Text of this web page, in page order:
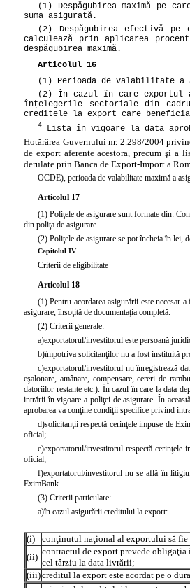
(1) Despăgubirea maximă pe
suma asigurată.
(2) Despăgubirea efectivă
calculează prin aplicarea
despăgubirea maximă.
Articolul 16
(1) Perioada de valabilitate a
(2) În cazul în care exportul
înţelegerile sectoriale din
creditele la export care
4 Lista în vigoare la data
Hotărârea Guvernului nr. 2.298/2004
de export aferente acestora, precum şi a
derulate prin Banca de Export-Import a
OCDE), perioada de valabilitate maximă a
Articolul 17
(1) Poliţele de asigurare sunt formate din:
din poliţa de asigurare.
(2) Poliţele de asigurare se pot încheia în lei,
Capitolul IV
Criterii de eligibilitate
Articolul 18
(1) Pentru acordarea asigurării este necesar
asigurare, însoţită de documentaţia completă.
(2) Criterii generale:
a)exportatorul/investitorul este persoană
b)împotriva solicitanţilor nu a fost instituită
c)exportatorul/investitorul nu înregistrează
eşalonare, amânare, compensare, cereri de
datoriilor restante etc.). În cazul în care la data
intrării în vigoare a poliţei de asigurare. În
aprobarea va conţine condiţii specifice privind
d)solicitanţii respectă cerinţele impuse de
oficial;
e)exportatorul/investitorul respectă cerinţele
oficial;
f)exportatorul/investitorul nu se află în
EximBank.
(3) Criterii particulare:
a)în cazul asigurării creditului la export:
(i)
conţinutul naţional al exportului să
(ii)
contractul de export prevede
cel târziu la data livrării;
(iii)creditul la export este acordat pe o